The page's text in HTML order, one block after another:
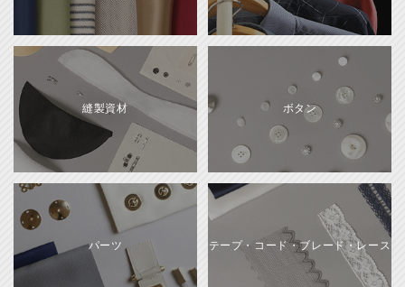
縫製資材 ボタン
パーツ テープ・コード・ブレード・レース